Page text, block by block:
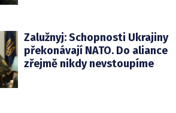
Zalužnyj: Schopnosti Ukrajiny
překonávají NATO. Do aliance
zřejmě nikdy nevstoupíme